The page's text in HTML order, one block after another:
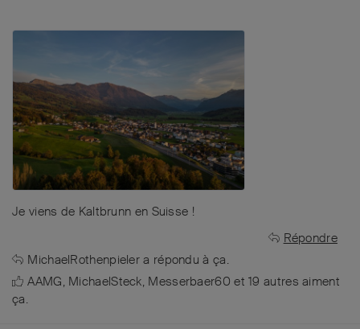
Je viens de Kaltbrunn en Suisse !
Répondre
MichaelRothenpieler a répondu à ça.
AAMG, MichaelSteck, Messerbaer60 et19 autres aiment
ça.